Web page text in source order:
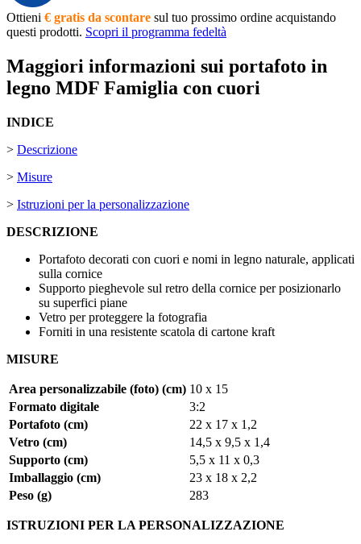
Ottieni € gratis da scontare sul tuo prossimo ordine acquistando
questi prodotti. Scopri il programma fedeltà
Maggiori informazioni sui portafoto in
legno MDF Famiglia con cuori
INDICE
> Descrizione
> Misure
> Istruzioni per la personalizzazione
DESCRIZIONE
Portafoto decorati con cuori e nomi in legno naturale, applicati
sulla cornice
Supporto pieghevole sul retro della cornice per posizionarlo
su superfici piane
Vetro per proteggere la fotografia
Forniti in una resistente scatola di cartone kraft
MISURE
Area personalizzabile (foto) (cm) 10 x 15
Formato digitale
3:2
Portafoto (cm)
22 x 17 x 1,2
Vetro (cm)
14,5 x 9,5 x 1,4
Supporto (cm)
5,5 x 11 x 0,3
Imballaggio (cm)
23 x 18 x 2,2
Peso (g)
283
ISTRUZIONI PER LA PERSONALIZZAZIONE